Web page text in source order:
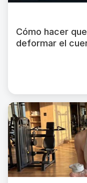
Cómo hacer
deformar el